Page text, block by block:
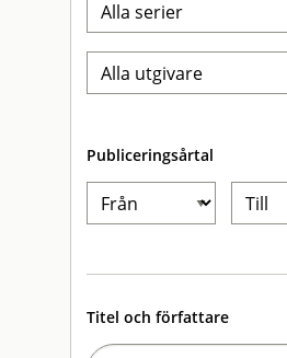
Publiceringsårtal
Titel och författare